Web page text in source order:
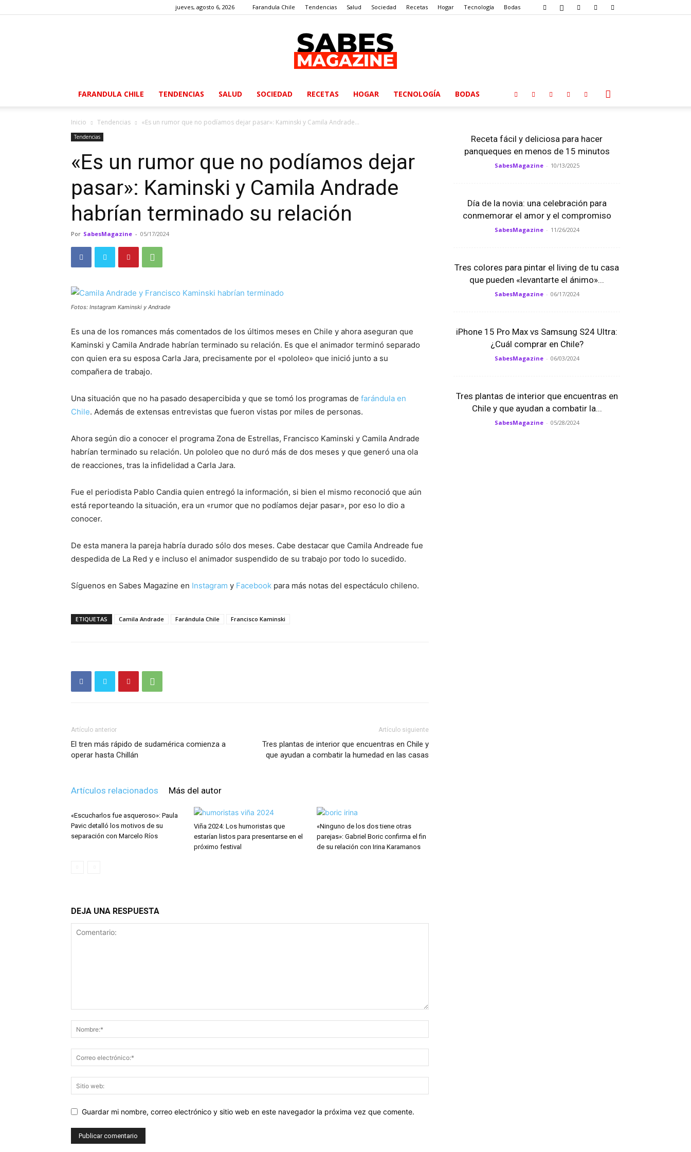
jueves, agosto 6, 2026 Farandula Chile Tendencias Salud Sociedad Recetas Hogar Tecnología Bodas
FARANDULA CHILE TENDENCIAS SALUD SOCIEDAD RECETAS HOGAR TECNOLOGÍA BODAS
Inicio Tendencias «Es un rumor que no podíamos dejar pasar»: Kaminski y Camila Andrade...
Tendencias
«Es un rumor que no podíamos dejar
pasar»: Kaminski y Camila Andrade
habrían terminado su relación
Por SabesMagazine - 05/17/2024
Fotos: Instagram Kaminski y Andrade
Es una de los romances más comentados de los últimos meses en Chile y ahora aseguran que
Kaminski y Camila Andrade habrían terminado su relación. Es que el animador terminó separado
con quien era su esposa Carla Jara, precisamente por el «pololeo» que inició junto a su
compañera de trabajo.
Una situación que no ha pasado desapercibida y que se tomó los programas de farándula en
Chile. Además de extensas entrevistas que fueron vistas por miles de personas.
Ahora según dio a conocer el programa Zona de Estrellas, Francisco Kaminski y Camila Andrade
habrían terminado su relación. Un pololeo que no duró más de dos meses y que generó una ola
de reacciones, tras la infidelidad a Carla Jara.
Fue el periodista Pablo Candia quien entregó la información, si bien el mismo reconoció que aún
está reporteando la situación, era un «rumor que no podíamos dejar pasar», por eso lo dio a
conocer.
De esta manera la pareja habría durado sólo dos meses. Cabe destacar que Camila Andreade fue
despedida de La Red y e incluso el animador suspendido de su trabajo por todo lo sucedido.
Síguenos en Sabes Magazine en Instagram y Facebook para más notas del espectáculo chileno.
ETIQUETAS Camila Andrade Farándula Chile Francisco Kaminski
Artículo anterior
El tren más rápido de sudamérica comienza a
operar hasta Chillán
Artículo siguiente
Tres plantas de interior que encuentras en Chile y
que ayudan a combatir la humedad en las casas
Artículos relacionados Más del autor
«Escucharlos fue asqueroso»: Paula
Pavic detalló los motivos de su
separación con Marcelo Ríos
Viña 2024: Los humoristas que
estarían listos para presentarse en el
próximo festival
«Ninguno de los dos tiene otras
parejas»: Gabriel Boric confirma el fin
de su relación con Irina Karamanos
DEJA UNA RESPUESTA
Guardar mi nombre, correo electrónico y sitio web en este navegador la próxima vez que comente.
Receta fácil y deliciosa para hacer
panqueques en menos de 15 minutos
SabesMagazine - 10/13/2025
Día de la novia: una celebración para
conmemorar el amor y el compromiso
SabesMagazine - 11/26/2024
Tres colores para pintar el living de tu casa
que pueden «levantarte el ánimo»...
SabesMagazine - 06/17/2024
iPhone 15 Pro Max vs Samsung S24 Ultra:
¿Cuál comprar en Chile?
SabesMagazine - 06/03/2024
Tres plantas de interior que encuentras en
Chile y que ayudan a combatir la...
SabesMagazine - 05/28/2024